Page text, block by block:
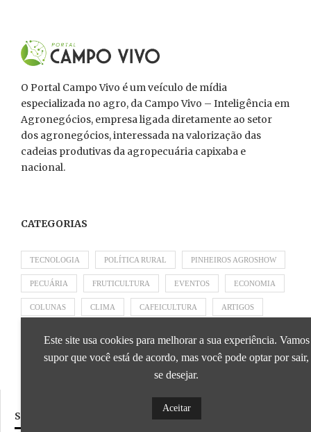
O Portal Campo Vivo é um veículo de mídia
especializada no agro, da Campo Vivo – Inteligência em
Agronegócios, empresa ligada diretamente ao setor
dos agronegócios, interessada na valorização das
cadeias produtivas da agropecuária capixaba e
nacional.
CATEGORIAS
TECNOLOGIA POLÍTICA RURAL PINHEIROS AGROSHOW
PECUÁRIA FRUTICULTURA EVENTOS ECONOMIA
COLUNAS CLIMA CAFEICULTURA ARTIGOS
APRESENTADO POR BRAPEX
SIGA NOSSAS REDES SOCIAIS
Este site usa cookies para melhorar a sua experiência. Vamos
supor que você está de acordo, mas você pode optar por sair,
se desejar.
Aceitar